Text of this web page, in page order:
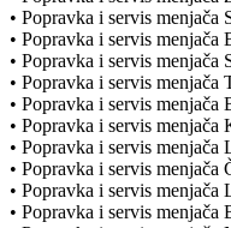
• Popravka i servis menjača
• Popravka i servis menjača
• Popravka i servis menjača
• Popravka i servis menjača
• Popravka i servis menjača
• Popravka i servis menjača
• Popravka i servis menjača
• Popravka i servis menjača
• Popravka i servis menjača
• Popravka i servis menjača